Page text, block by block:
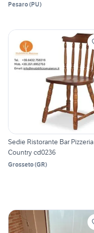
Pesaro(PU)
Sedie Ristorante Bar Pizzeria
Country cd0236
Grosseto(GR)